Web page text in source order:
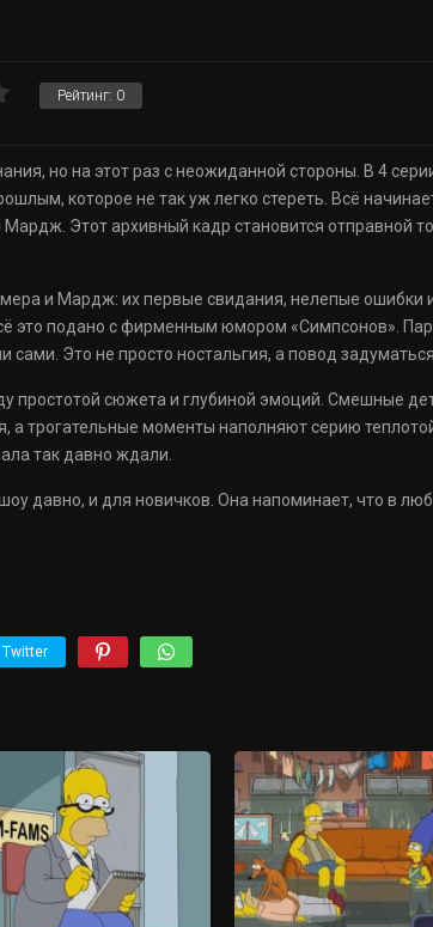
Рейтинг: 0
но на этот раз с неожиданной стороны. В 4
которое не так уж легко стереть. Всё
Этот архивный кадр становится отправной
и Мардж: их первые свидания, нелепые
это подано с фирменным юмором «Симпсонов».
сами. Это не просто ностальгия, а повод
простотой сюжета и глубиной эмоций. Смешные
а трогательные моменты наполняют серию
так давно ждали.
давно, и для новичков. Она напоминает, что в
Twitter